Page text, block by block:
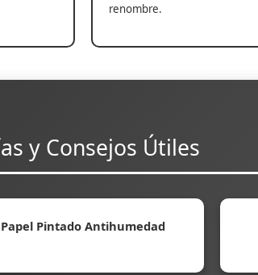
renombre.
y Consejos Útiles
Papel Pintado Antihumedad